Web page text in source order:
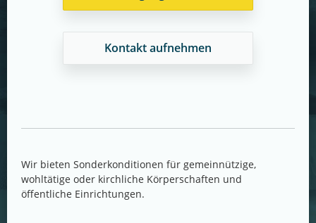
Kontakt aufnehmen
Wir bieten Sonderkonditionen für gemeinnützige,
wohltätige oder kirchliche Körperschaften und
öffentliche Einrichtungen.